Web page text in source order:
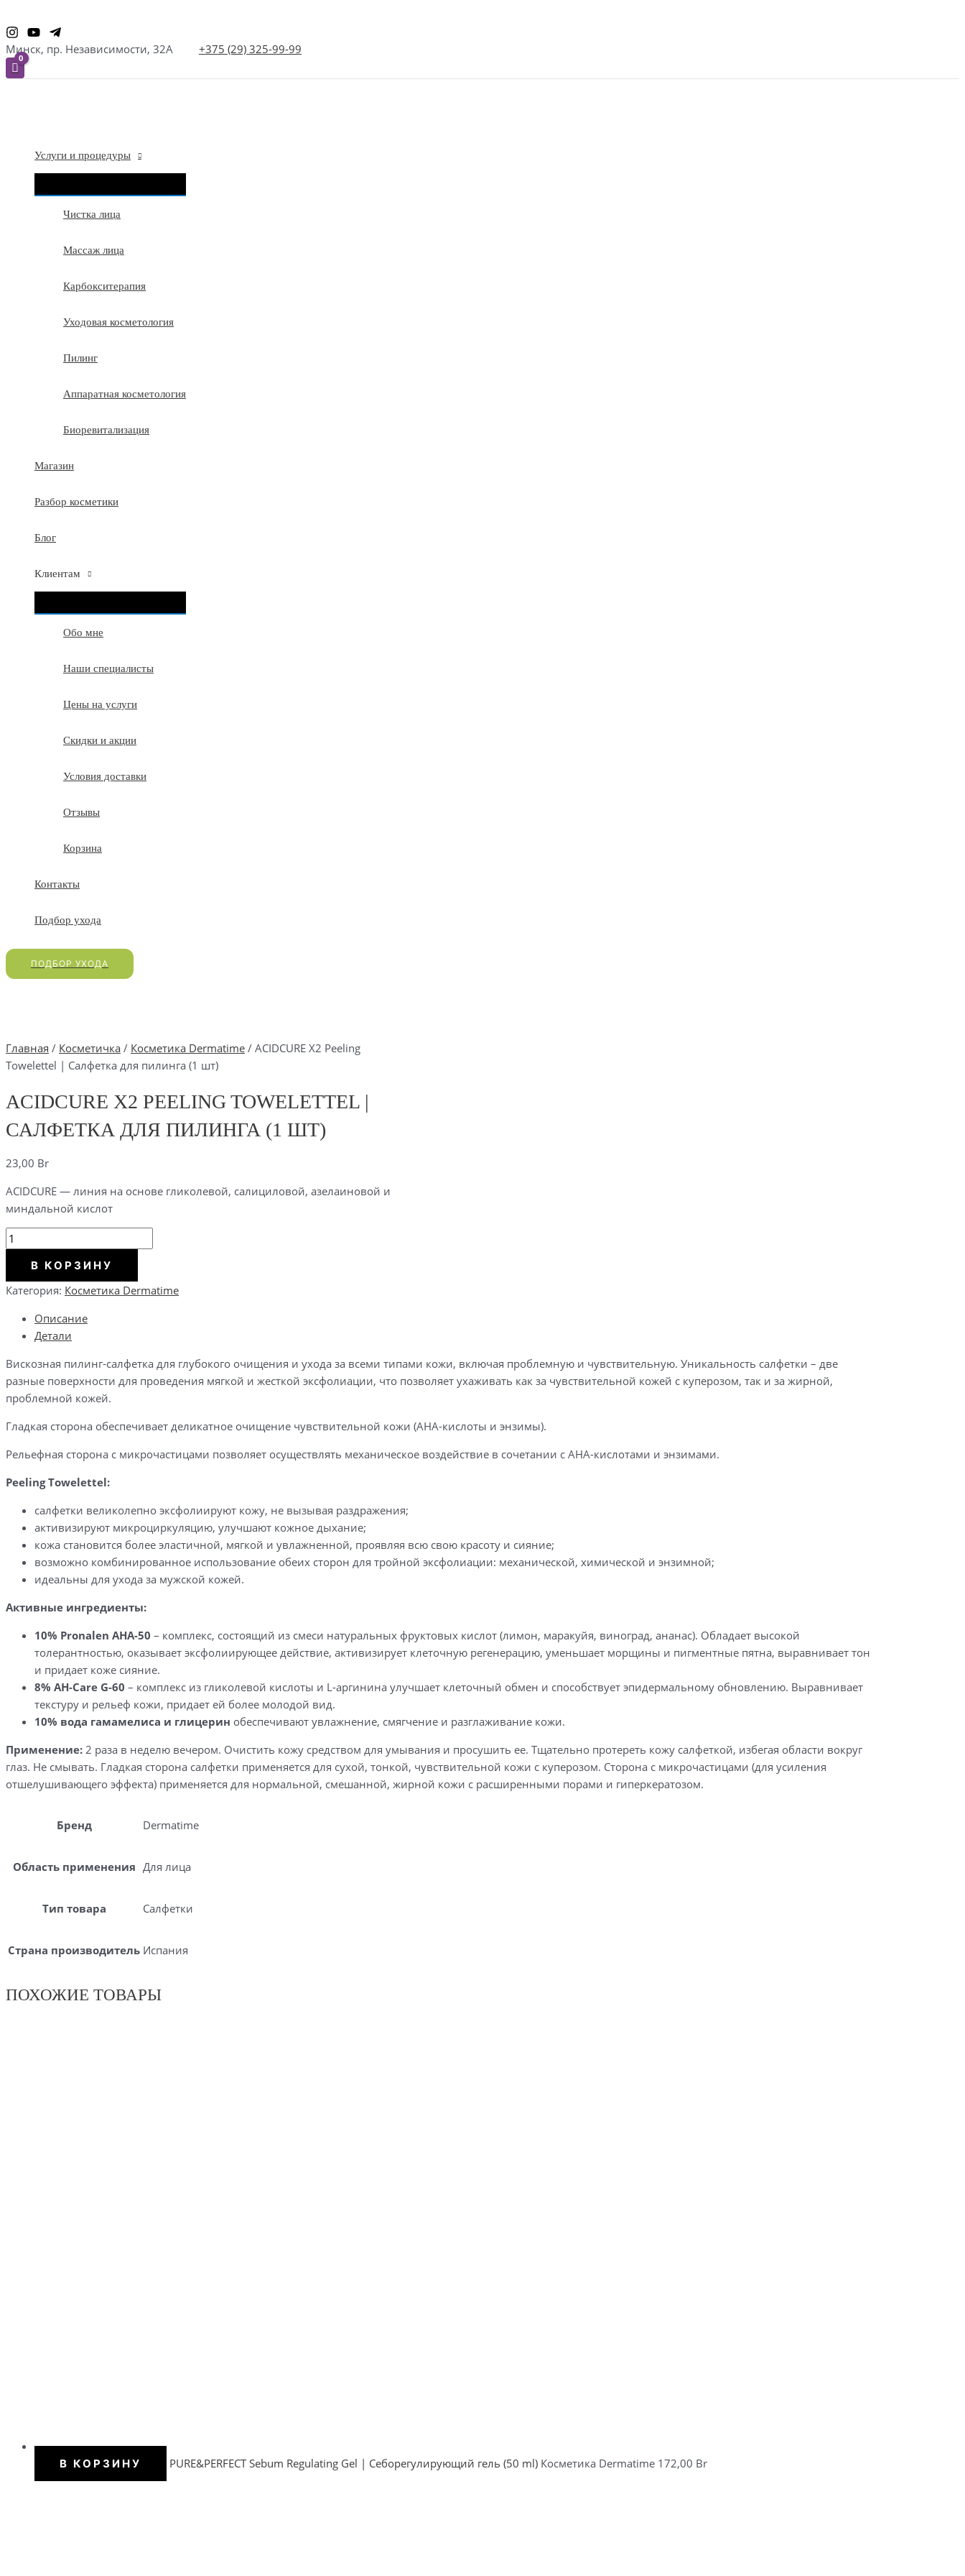
Перейти
к
содержимому
Минск, пр. Независимости, 32А +375 (29) 325-99-99
Услуги и процедуры
МЕНЮ
Чистка лица
Массаж лица
Карбокситерапия
Уходовая косметология
Пилинг
Аппаратная косметология
Биоревитализация
Магазин
Разбор косметики
Блог
Клиентам
МЕНЮ
Обо мне
Наши специалисты
Цены на услуги
Скидки и акции
Условия доставки
Отзывы
Корзина
Контакты
Подбор ухода
ПОДБОР УХОДА
Главная / Косметичка / Косметика Dermatime / ACIDCURE X2 Peeling
Towelettel | Салфетка для пилинга (1 шт)
ACIDCURE X2 PEELING TOWELETTEL |
САЛФЕТКА ДЛЯ ПИЛИНГА (1 ШТ)
23,00 Br
ACIDCURE — линия на основе гликолевой, салициловой, азелаиновой и
миндальной кислот
Количество
ACIDCURE
Peeling
Салфетка
(1
шт)
В КОРЗИНУ
Категория: Косметика Dermatime
Описание
Детали
Вискозная пилинг-салфетка для глубокого очищения и ухода за всеми типами кожи, включая проблемную и чувствительную. Уникальность салфетки – две
разные поверхности для проведения мягкой и жесткой эксфолиации, что позволяет ухаживать как за чувствительной кожей с куперозом, так и за жирной,
проблемной кожей.
Гладкая сторона обеспечивает деликатное очищение чувствительной кожи (АНА-кислоты и энзимы).
Рельефная сторона с микрочастицами позволяет осуществлять механическое воздействие в сочетании с АНА-кислотами и энзимами.
Peeling Towelettel:
салфетки великолепно эксфолиируют кожу, не вызывая раздражения;
активизируют микроциркуляцию, улучшают кожное дыхание;
кожа становится более эластичной, мягкой и увлажненной, проявляя всю свою красоту и сияние;
возможно комбинированное использование обеих сторон для тройной эксфолиации: механической, химической и энзимной;
идеальны для ухода за мужской кожей.
Активные ингредиенты:
10% Pronalen AHA-50 – комплекс, состоящий из смеси натуральных фруктовых кислот (лимон, маракуйя, виноград, ананас). Обладает высокой
толерантностью, оказывает эксфолиирующее действие, активизирует клеточную регенерацию, уменьшает морщины и пигментные пятна, выравнивает тон
и придает коже сияние.
8% AH-Care G-60 – комплекс из гликолевой кислоты и L-аргинина улучшает клеточный обмен и способствует эпидермальному обновлению. Выравнивает
текстуру и рельеф кожи, придает ей более молодой вид.
10% вода гамамелиса и глицерин обеспечивают увлажнение, смягчение и разглаживание кожи.
Применение: 2 раза в неделю вечером. Очистить кожу средством для умывания и просушить ее. Тщательно протереть кожу салфеткой, избегая области вокруг
глаз. Не смывать. Гладкая сторона салфетки применяется для сухой, тонкой, чувствительной кожи с куперозом. Сторона с микрочастицами (для усиления
отшелушивающего эффекта) применяется для нормальной, смешанной, жирной кожи с расширенными порами и гиперкератозом.
Бренд Dermatime
Область применения Для лица
Тип товара Салфетки
Страна производитель Испания
ПОХОЖИЕ ТОВАРЫ
В КОРЗИНУ PURE&PERFECT Sebum Regulating Gel | Себорегулирующий гель (50 ml) Косметика Dermatime 172,00 Br